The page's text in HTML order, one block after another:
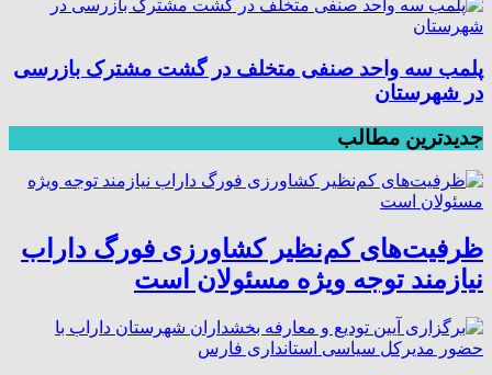
پلمب سه واحد صنفی متخلف در گشت مشترک بازرسی
در شهرستان
جدیدترین مطالب
ظرفیت‌های کم‌نظیر کشاورزی فورگ داراب
نیازمند توجه ویژه مسئولان است